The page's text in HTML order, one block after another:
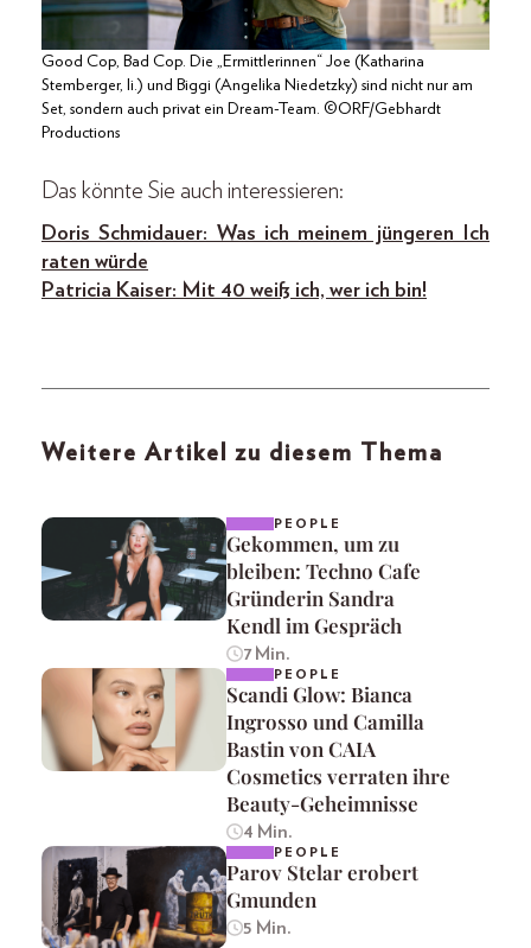
Good Cop, Bad Cop. Die „Ermittlerinnen“ Joe (Katharina
Stemberger, li.) und Biggi (Angelika Niedetzky) sind nicht nur am
Set, sondern auch privat ein Dream-Team. ©ORF/Gebhardt
Productions
Das könnte Sie auch interessieren:
Doris Schmidauer: Was ich meinem jüngeren Ich
raten würde
Patricia Kaiser: Mit 40 weiß ich, wer ich bin!
Weitere Artikel zu diesem Thema
PEOPLE
Gekommen, um zu
bleiben: Techno Cafe
Gründerin Sandra
Kendl im Gespräch
7 Min.
PEOPLE
Scandi Glow: Bianca
Ingrosso und Camilla
Bastin von CAIA
Cosmetics verraten ihre
Beauty-Geheimnisse
4 Min.
PEOPLE
Parov Stelar erobert
Gmunden
5 Min.